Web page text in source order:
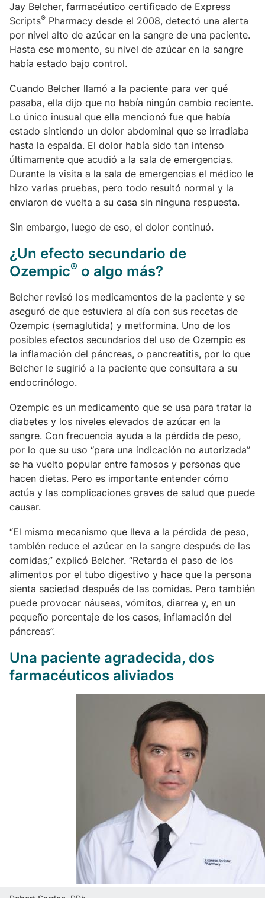
Jay Belcher, farmacéutico certificado de Express
Scripts® Pharmacy desde el 2008, detectó una alerta
por nivel alto de azúcar en la sangre de una paciente.
Hasta ese momento, su nivel de azúcar en la sangre
había estado bajo control.
Cuando Belcher llamó a la paciente para ver qué
pasaba, ella dijo que no había ningún cambio reciente.
Lo único inusual que ella mencionó fue que había
estado sintiendo un dolor abdominal que se irradiaba
hasta la espalda. El dolor había sido tan intenso
últimamente que acudió a la sala de emergencias.
Durante la visita a la sala de emergencias el médico le
hizo varias pruebas, pero todo resultó normal y la
enviaron de vuelta a su casa sin ninguna respuesta.
Sin embargo, luego de eso, el dolor continuó.
¿Un efecto secundario de
Ozempic® o algo más?
Belcher revisó los medicamentos de la paciente y se
aseguró de que estuviera al día con sus recetas de
Ozempic (semaglutida) y metformina. Uno de los
posibles efectos secundarios del uso de Ozempic es
la inflamación del páncreas, o pancreatitis, por lo que
Belcher le sugirió a la paciente que consultara a su
endocrinólogo.
Ozempic es un medicamento que se usa para tratar la
diabetes y los niveles elevados de azúcar en la
sangre. Con frecuencia ayuda a la pérdida de peso,
por lo que su uso “para una indicación no autorizada”
se ha vuelto popular entre famosos y personas que
hacen dietas. Pero es importante entender cómo
actúa y las complicaciones graves de salud que puede
causar.
“El mismo mecanismo que lleva a la pérdida de peso,
también reduce el azúcar en la sangre después de las
comidas,” explicó Belcher. “Retarda el paso de los
alimentos por el tubo digestivo y hace que la persona
sienta saciedad después de las comidas. Pero también
puede provocar náuseas, vómitos, diarrea y, en un
pequeño porcentaje de los casos, inflamación del
páncreas”.
Una paciente agradecida, dos
farmacéuticos aliviados